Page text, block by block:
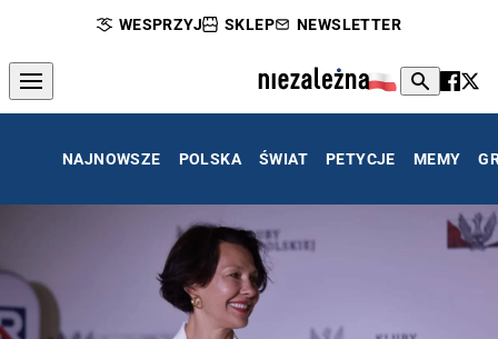
WESPRZYJ SKLEP NEWSLETTER
NAJNOWSZE POLSKA ŚWIAT PETYCJE MEMY